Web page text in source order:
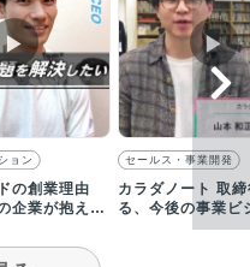
▶︎
ョン
の創業理由
企業が抱える
▶︎
セールス・事業開発
カラダノート 取
る、今後の事業ビ
ついて｜採用動画